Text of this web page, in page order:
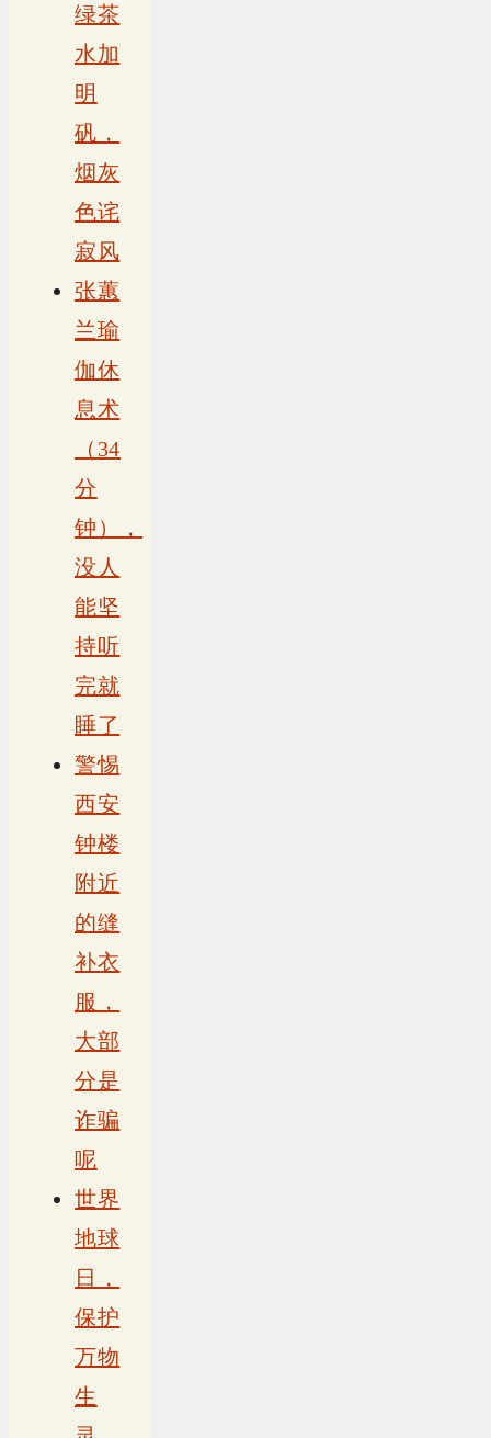
绿茶
水加
明
矾，
烟灰
色诧
寂风
张蕙
兰瑜
伽休
息术
（34
分
钟），
没人
能坚
持听
完就
睡了
警惕
西安
钟楼
附近
的缝
补衣
服，
大部
分是
诈骗
呢
世界
地球
日，
保护
万物
生